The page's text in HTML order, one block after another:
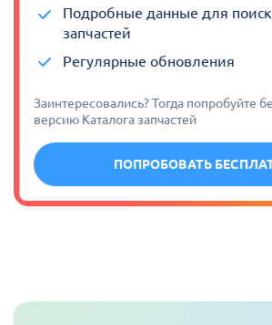
Подробные данные для
запчастей
Регулярные обновления
Заинтересовались? Тогда попробуйте
версию Каталога запчастей
ПОПРОБОВАТЬ